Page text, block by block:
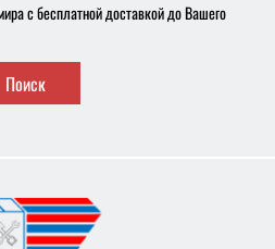
с бесплатной доставкой до Вашего
Поиск